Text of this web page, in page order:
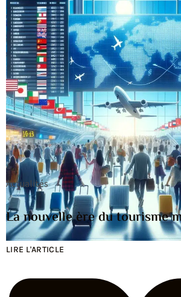
Actualités
La nouvelle ère du tourisme
LIRE L'ARTICLE